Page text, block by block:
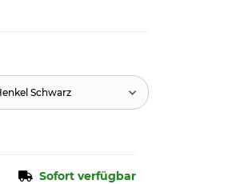
Schwarz
Sofort verfügbar